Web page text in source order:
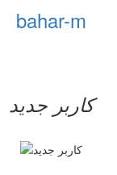
bahar-m
کاربر جدید